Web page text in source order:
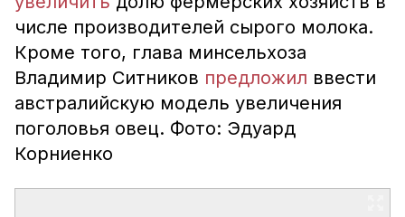
числе производителей сырого молока.
Кроме того, глава минсельхоза
Владимир Ситников предложил ввести
австралийскую модель увеличения
поголовья овец. Фото: Эдуард
Корниенко